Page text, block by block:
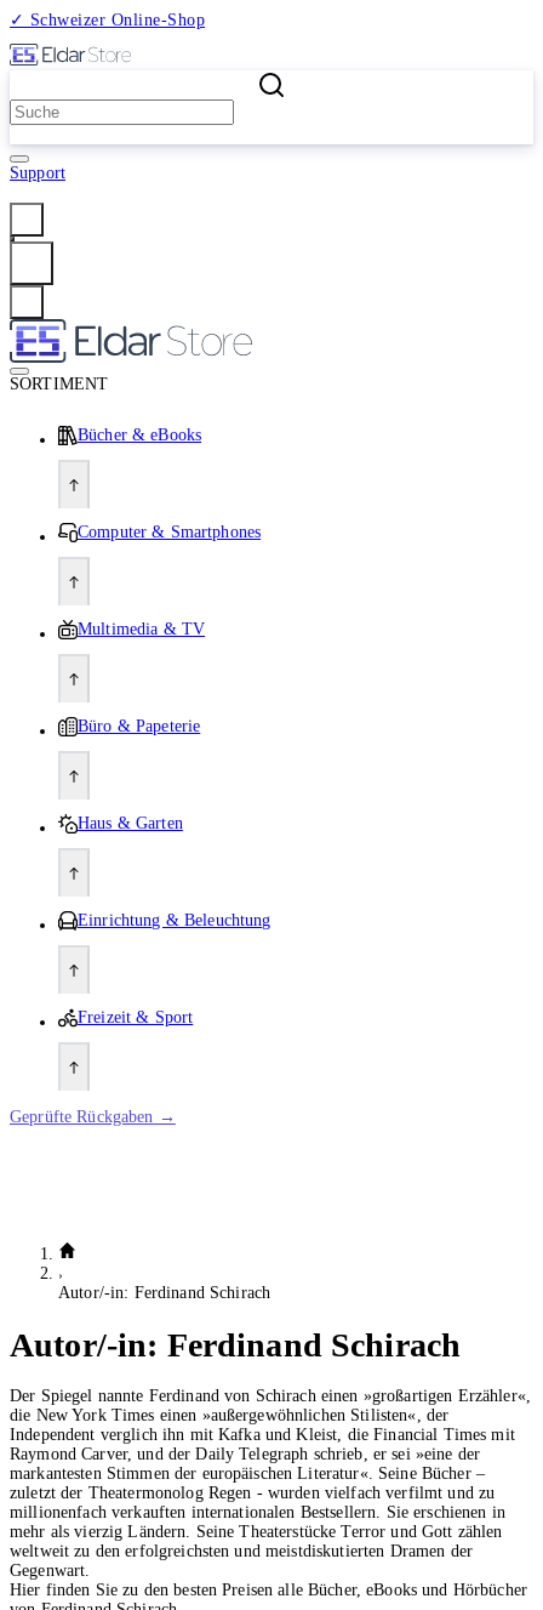
✓ Schweizer Online-Shop
Support
SORTIMENT
Bücher & eBooks
Computer & Smartphones
Multimedia & TV
Büro & Papeterie
Haus & Garten
Einrichtung & Beleuchtung
Freizeit & Sport
Geprüfte Rückgaben →
Autor/-in: Ferdinand Schirach
Autor/-in: Ferdinand Schirach
Der Spiegel nannte Ferdinand von Schirach einen »großartigen Erzähler«,
die New York Times einen »außergewöhnlichen Stilisten«, der
Independent verglich ihn mit Kafka und Kleist, die Financial Times mit
Raymond Carver, und der Daily Telegraph schrieb, er sei »eine der
markantesten Stimmen der europäischen Literatur«. Seine Bücher –
zuletzt der Theatermonolog Regen - wurden vielfach verfilmt und zu
millionenfach verkauften internationalen Bestsellern. Sie erschienen in
mehr als vierzig Ländern. Seine Theaterstücke Terror und Gott zählen
weltweit zu den erfolgreichsten und meistdiskutierten Dramen der
Gegenwart.
Hier finden Sie zu den besten Preisen alle Bücher, eBooks und Hörbücher